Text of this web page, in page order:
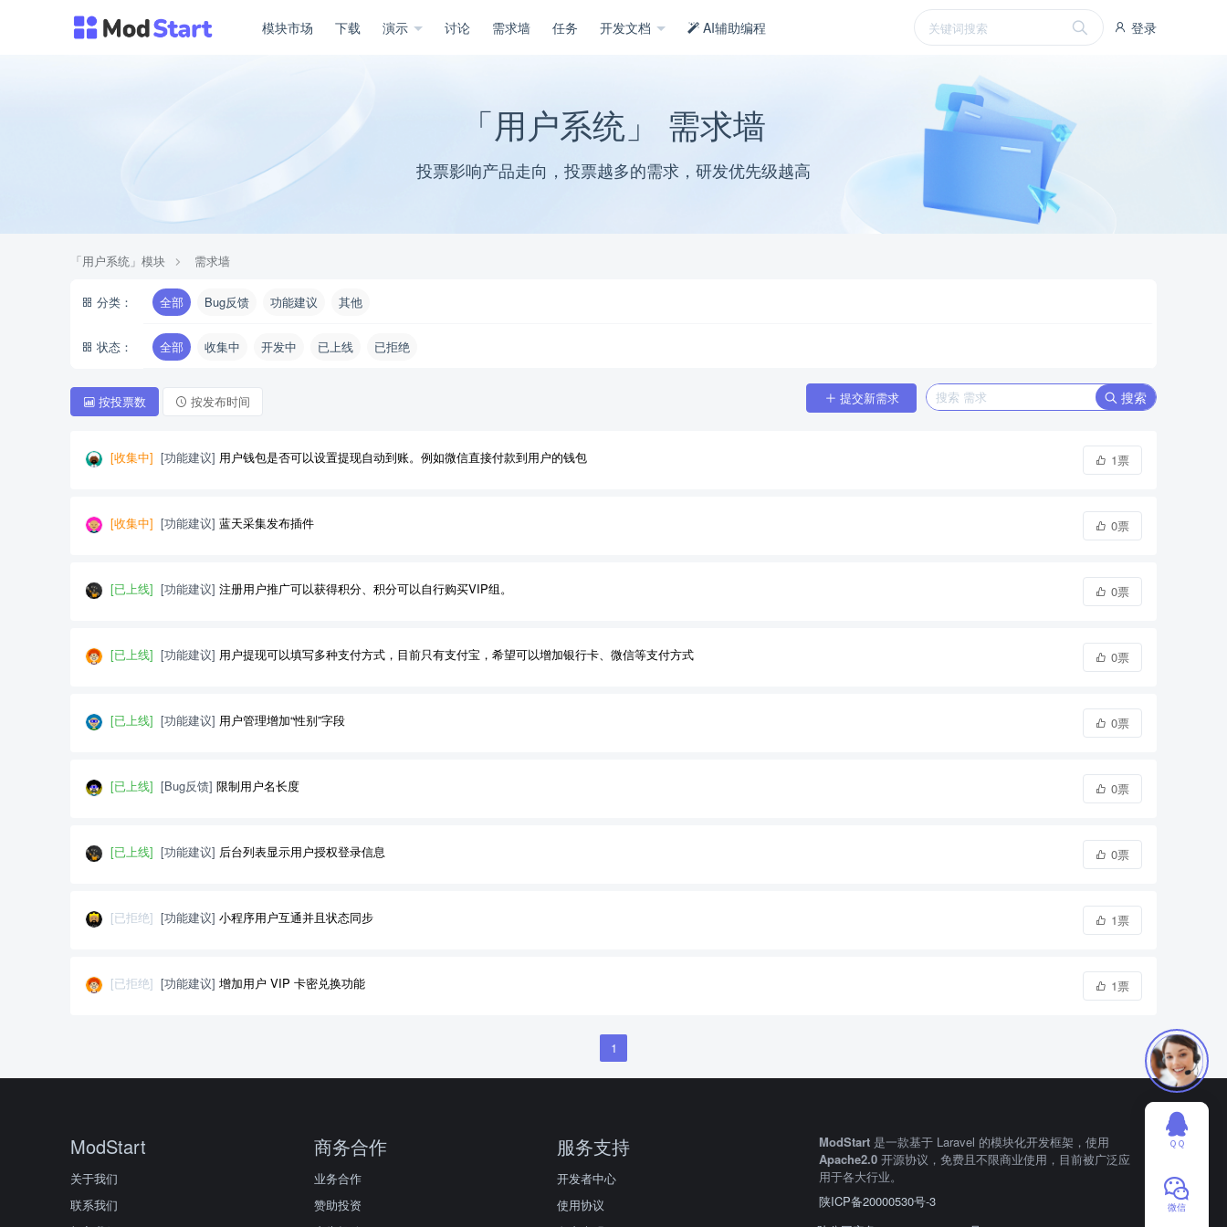
登录
模块市场 下载 演示 讨论 需求墙 任务 开发文档 AI辅助编程
「用户系统」 需求墙
投票影响产品走向，投票越多的需求，研发优先级越高
「用户系统」模块 需求墙
分类： 全部 Bug反馈 功能建议 其他
状态： 全部 收集中 开发中 已上线 已拒绝
提交新需求 搜索
按投票数 按发布时间
1票
[收集中] [功能建议] 用户钱包是否可以设置提现自动到账。例如微信直接付款到用户的钱包
0票
[收集中] [功能建议] 蓝天采集发布插件
0票
[已上线] [功能建议] 注册用户推广可以获得积分、积分可以自行购买VIP组。
0票
[已上线] [功能建议] 用户提现可以填写多种支付方式，目前只有支付宝，希望可以增加银行卡、微信等支付方式
0票
[已上线] [功能建议] 用户管理增加“性别”字段
0票
[已上线] [Bug反馈] 限制用户名长度
0票
[已上线] [功能建议] 后台列表显示用户授权登录信息
1票
[已拒绝] [功能建议] 小程序用户互通并且状态同步
1票
[已拒绝] [功能建议] 增加用户 VIP 卡密兑换功能
1
ModStart
关于我们
联系我们
商务合作
业务合作
赞助投资
服务支持
开发者中心
使用协议
ModStart 是一款基于 Laravel 的模块化开发框架，使用
Apache2.0 开源协议，免费且不限商业使用，目前被广泛应
用于各大行业。
陕ICP备20000530号-3
ＱＱ
微信